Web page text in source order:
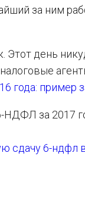
за ним
Этот день
года: пример
за 2017
сдачу 6-ндфл